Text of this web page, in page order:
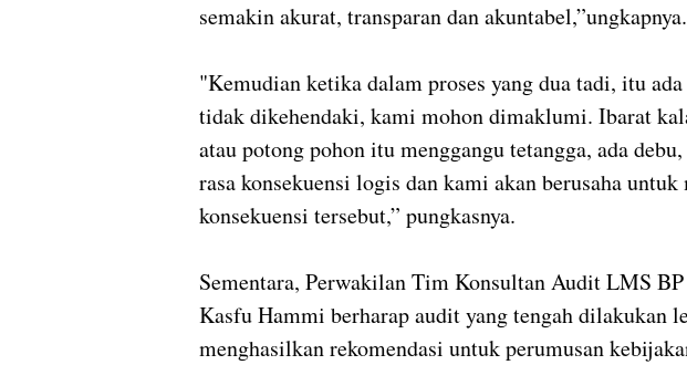
semakin akurat, transparan dan akuntabel,”ungkapnya.
"Kemudian ketika dalam proses yang dua tadi, itu
tidak dikehendaki, kami mohon dimaklumi. Ibarat
atau potong pohon itu menggangu tetangga, ada
rasa konsekuensi logis dan kami akan berusaha
konsekuensi tersebut,” pungkasnya.
Sementara, Perwakilan Tim Konsultan Audit LMS
Kasfu Hammi berharap audit yang tengah dilakukan
menghasilkan rekomendasi untuk perumusan